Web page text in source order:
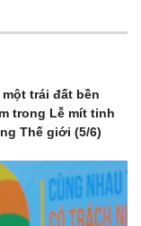
trái đất bền
trong Lễ mít tinh
Thế giới (5/6)